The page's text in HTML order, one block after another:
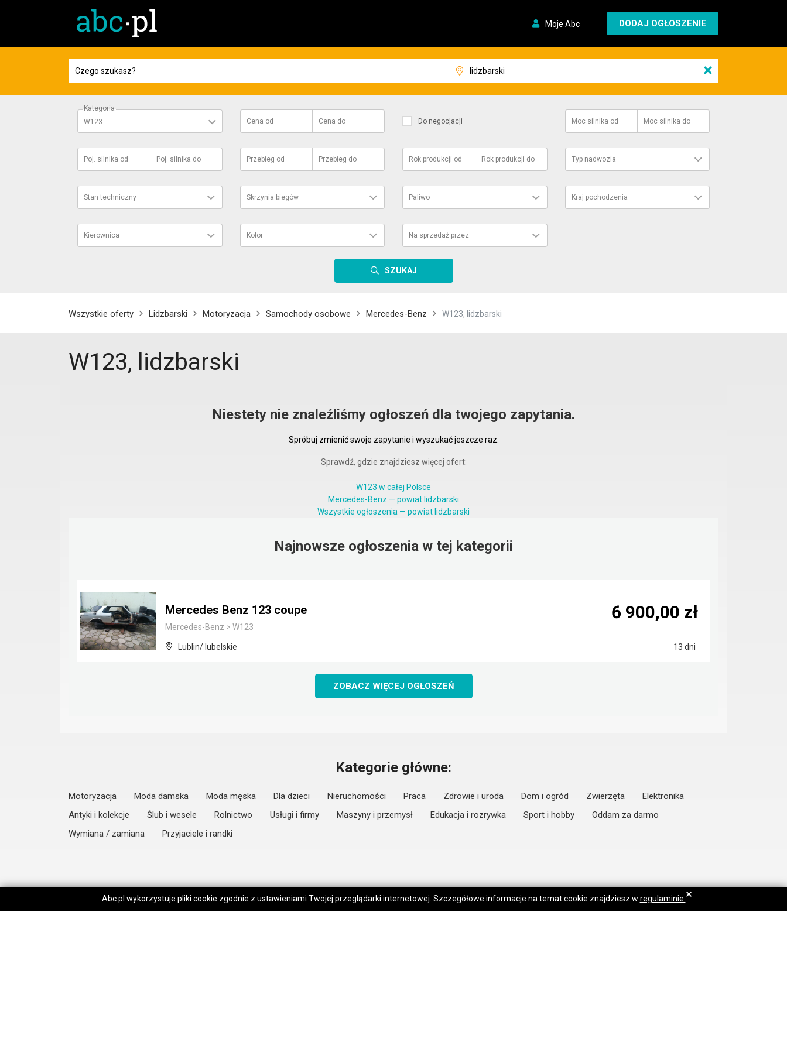
Moje Abc DODAJ OGŁOSZENIE
×
Kategoria
W123
Cena od Cena do Do negocjacji Moc silnika od Moc silnika do
Poj. silnika od Poj. silnika do Przebieg od Przebieg do Rok produkcji od Rok produkcji do Typ nadwozia
Stan techniczny Skrzynia biegów Paliwo Kraj pochodzenia
Kierownica Kolor Na sprzedaż przez
SZUKAJ
Wszystkie oferty Lidzbarski Motoryzacja Samochody osobowe Mercedes-Benz W123, lidzbarski
W123, lidzbarski
Niestety nie znaleźliśmy ogłoszeń dla twojego zapytania.
Spróbuj zmienić swoje zapytanie i wyszukać jeszcze raz.
Sprawdź, gdzie znajdziesz więcej ofert:
W123 w całej Polsce
Mercedes-Benz — powiat lidzbarski
Wszystkie ogłoszenia — powiat lidzbarski
Najnowsze ogłoszenia w tej kategorii
Mercedes Benz 123 coupe
Mercedes-Benz > W123
Lublin/ lubelskie 13 dni
6 900,00 zł
ZOBACZ WIĘCEJ OGŁOSZEŃ
Kategorie główne:
Motoryzacja Moda damska Moda męska Dla dzieci Nieruchomości Praca Zdrowie i uroda Dom i ogród Zwierzęta
Elektronika
Antyki i kolekcje
Ślub i wesele Rolnictwo Usługi i firmy Maszyny i przemysł Edukacja i rozrywka Sport i hobby
Oddam za darmo
Wymiana / zamiana
Przyjaciele i randki
Abc.pl wykorzystuje pliki cookie zgodnie z ustawieniami Twojej przeglądarki internetowej. Szczegółowe informacje na temat cookie znajdziesz w regulaminie. ×